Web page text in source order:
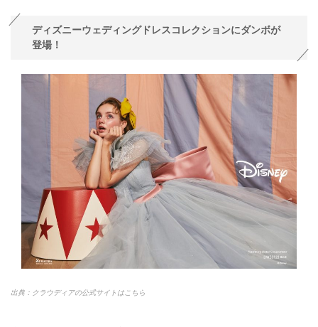
ディズニーウェディングドレスコレクションにダンボが
登場！
出典：クラウディアの公式サイトはこちら